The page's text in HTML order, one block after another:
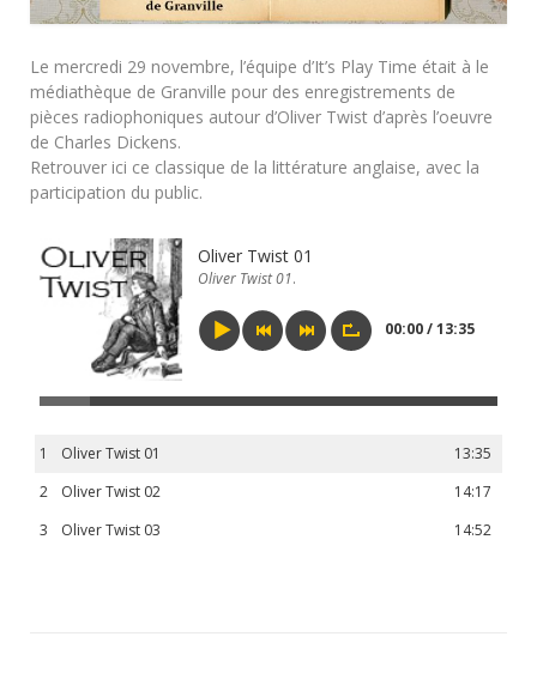
Le mercredi 29 novembre, l’équipe d’It’s Play Time était à le
médiathèque de Granville pour des enregistrements de
pièces radiophoniques autour d’Oliver Twist d’après l’oeuvre
de Charles Dickens.
Retrouver ici ce classique de la littérature anglaise, avec la
participation du public.
Oliver Twist 01
Oliver Twist 01.
00:00 / 13:35
1 13:35
Oliver Twist 01
2
14:17
Oliver Twist 02
3
14:52
Oliver Twist 03